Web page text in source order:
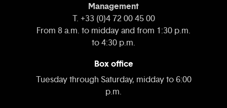
Management
T. +33 (0)4 72 00 45 00
From 8 a.m. to midday and from 1:30 p.m.
to 4:30 p.m.
Box office
Tuesday through Saturday, midday to 6:00
p.m.